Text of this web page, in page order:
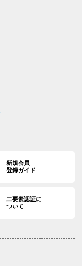
新規会員
登録ガイド
二要素認証に
ついて